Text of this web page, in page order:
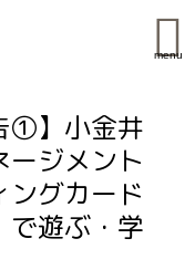
menu
①】小金井
ジメント
グカード
で遊ぶ・学